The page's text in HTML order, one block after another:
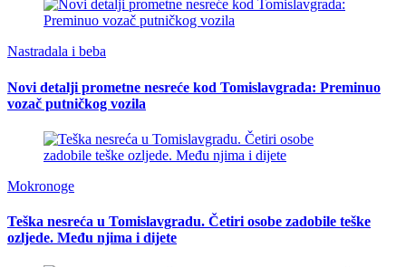
Nastradala i beba
Novi detalji prometne nesreće kod Tomislavgrada: Preminuo
vozač putničkog vozila
Mokronoge
Teška nesreća u Tomislavgradu. Četiri osobe zadobile teške
ozljede. Među njima i dijete